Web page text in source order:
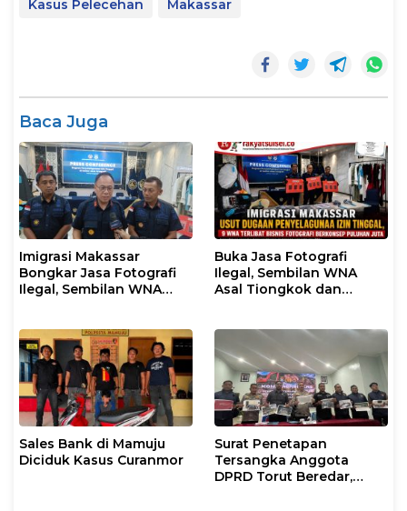
Kasus Pelecehan Makassar
Baca Juga
Imigrasi Makassar
Bongkar Jasa Fotografi
Ilegal, Sembilan WNA
Tinggal
Buka Jasa Fotografi
Ilegal, Sembilan WNA
Asal Tiongkok dan
Sales Bank di Mamuju
Diciduk Kasus Curanmor
Surat Penetapan
Tersangka Anggota
DPRD Torut Beredar,